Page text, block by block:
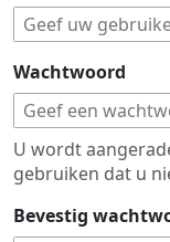
Wachtwoord
U wordt
gebruiken dat u
Bevestig